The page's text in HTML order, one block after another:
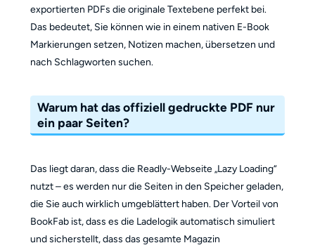
exportierten PDFs die originale Textebene perfekt bei.
Das bedeutet, Sie können wie in einem nativen E-Book
Markierungen setzen, Notizen machen, übersetzen und
nach Schlagworten suchen.
Warum hat das offiziell gedruckte PDF nur
ein paar Seiten?
Das liegt daran, dass die Readly-Webseite „Lazy Loading“
nutzt – es werden nur die Seiten in den Speicher geladen,
die Sie auch wirklich umgeblättert haben. Der Vorteil von
BookFab ist, dass es die Ladelogik automatisch simuliert
und sicherstellt, dass das gesamte Magazin